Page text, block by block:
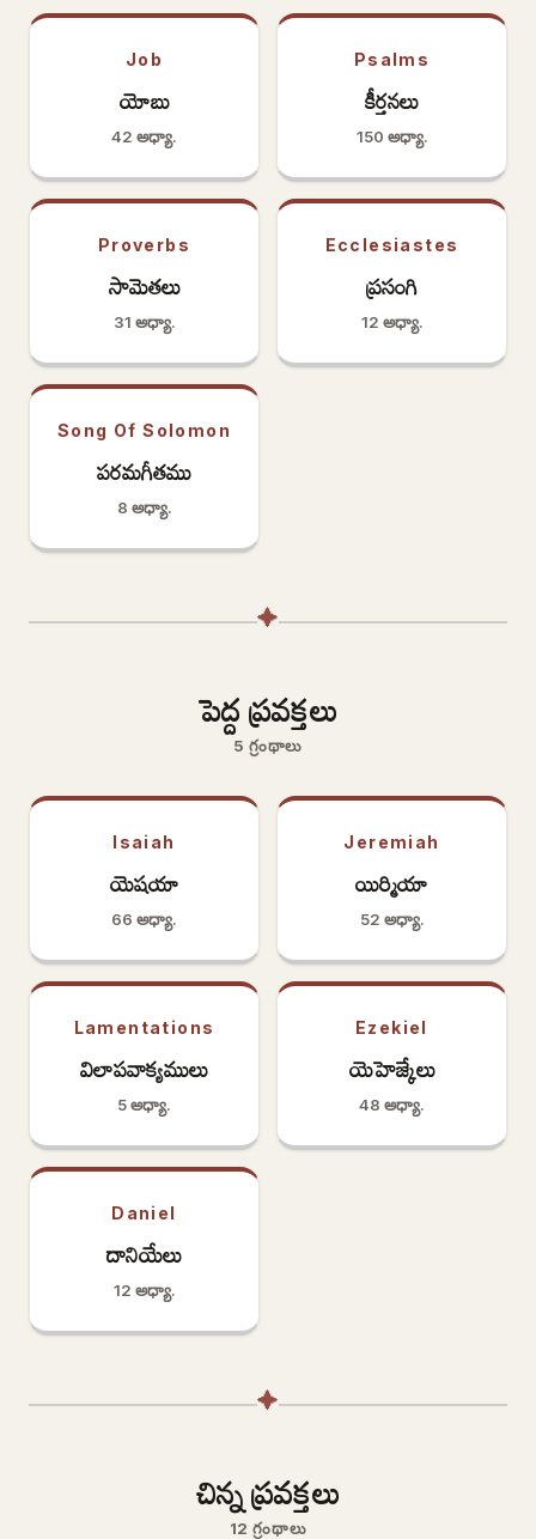
Job
యోబు
42 అధ్యా.
Psalms
కీర్తనలు
150 అధ్యా.
Proverbs
సామెతలు
31 అధ్యా.
Ecclesiastes
ప్రసంగి
12 అధ్యా.
Song Of Solomon
పరమగీతము
8 అధ్యా.
✦
పెద్ద ప్రవక్తలు
5 గ్రంథాలు
Isaiah
యెషయా
66 అధ్యా.
Jeremiah
యిర్మియా
52 అధ్యా.
Lamentations
విలాపవాక్యములు
5 అధ్యా.
Ezekiel
యెహెజ్కేలు
48 అధ్యా.
Daniel
దానియేలు
12 అధ్యా.
✦
చిన్న ప్రవక్తలు
12 గ్రంథాలు